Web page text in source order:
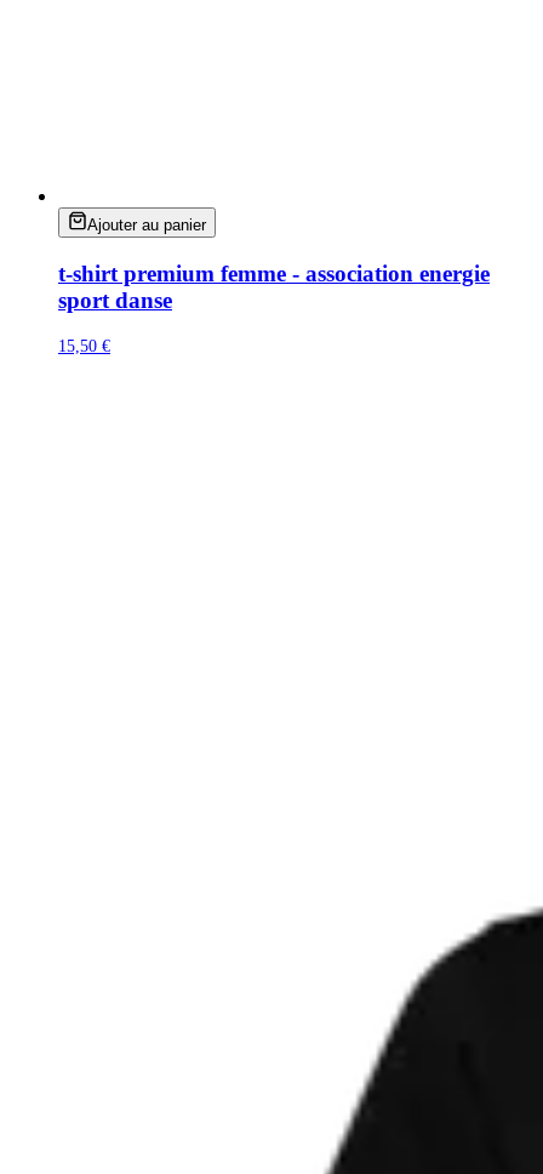
Ajouter au panier
t-shirt premium femme - association energie
sport danse
15,50 €